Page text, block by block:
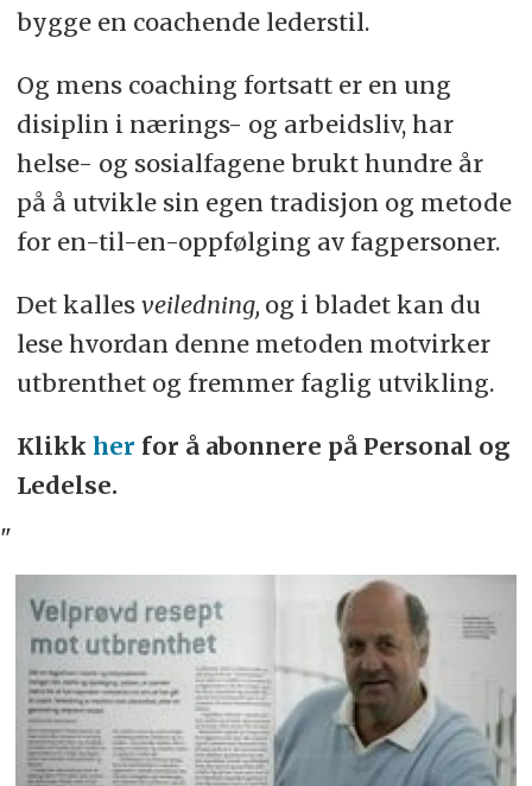
bygge en coachende lederstil.
Og mens coaching fortsatt er en ung
disiplin i nærings- og arbeidsliv, har
helse- og sosialfagene brukt hundre år
på å utvikle sin egen tradisjon og metode
for en-til-en-oppfølging av fagpersoner.
Det kalles veiledning, og i bladet kan du
lese hvordan denne metoden motvirker
utbrenthet og fremmer faglig utvikling.
Klikk her for å abonnere på Personal og
Ledelse.
"